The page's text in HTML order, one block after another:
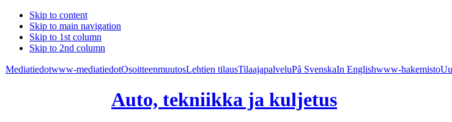
Skip to content
Skip to main navigation
Skip to 1st column
Skip to 2nd column
Mediatiedotwww-mediatiedotOsoitteenmuutosLehtien tilausTilaajapalveluPå SvenskaIn Englishwww-hakemisto
Auto, tekniikka ja kuljetus